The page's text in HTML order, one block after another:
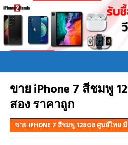
ขาย iPhone 7 สีชมพู
สอง ราคาถูก
ขาย IPHONE 7 สีชมพู 128GB ศูนย์ไทย